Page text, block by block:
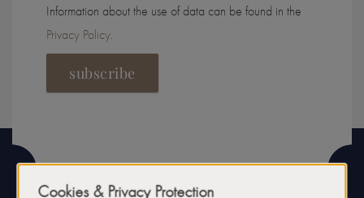
Information about the use of data can be found in the
Privacy Policy.
subscribe